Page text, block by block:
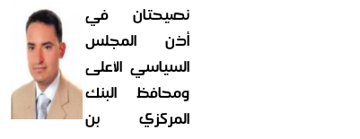
نصيحتان في
أذن المجلس
السياسي الأعلى
ومحافظ البنك
المركزي بن